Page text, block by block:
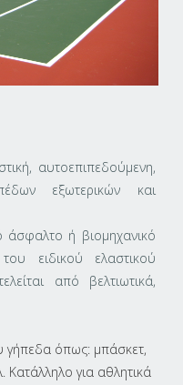
αυτοεπιπεδούμενη,
εξωτερικών και
άσφαλτο ή βιομηχανικό
ειδικού ελαστικού
από βελτιωτικά,
γήπεδα όπως: μπάσκετ,
για αθλητικά